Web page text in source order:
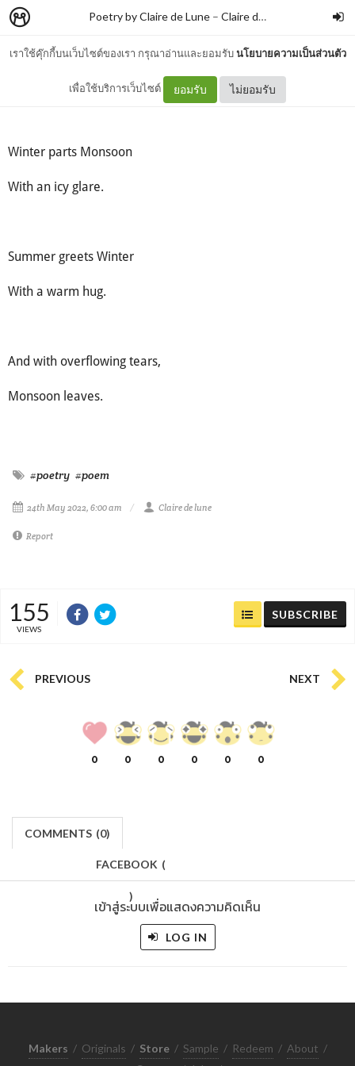
เราใช้คุ๊กกี้บนเว็บไซต์ของเรา กรุณาอ่านและยอมรับนโยบายความเป็นส่วนตัว
เพื่อใช้บริการเว็บไซต์ ยอมรับ ไม่ยอมรับ
Poetry by Claire de Lune – Claire de lune
Weathery Tragedy
Winter parts Monsoon
With an icy glare.
Summer greets Winter
With a warm hug.
And with overflowing tears,
Monsoon leaves.
#poetry #poem
24th May 2022, 6:00 am Claire de lune
Report
155
VIEWS
SUBSCRIBE
PREVIOUS NEXT
0 0 0 0 0 0
COMMENTS (0)
FACEBOOK (
)
เข้าสู่ระบบเพื่อแสดงความคิดเห็น
LOG IN
Makers / Originals / Store / Sample / Redeem / About /